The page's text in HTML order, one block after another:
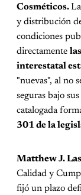
Cosméticos.
y distribución
condiciones
directamente
interestatal
"nuevas", al no
seguras bajo
catalogada
301 de la
Matthew J.
Calidad y
fijó un plazo